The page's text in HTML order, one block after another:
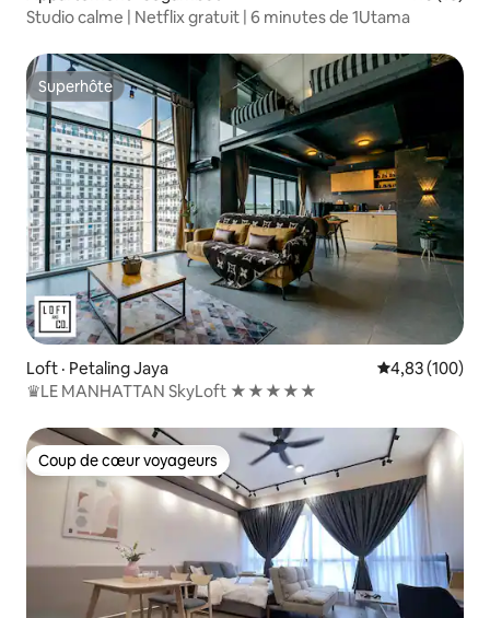
Studio calme | Netflix gratuit | 6 minutes de 1Utama
Superhôte
Superhôte
Loft · Petaling Jaya Note
4,83 (100)
♛LE MANHATTAN SkyLoft ★★★★★
Coup de cœur voyageurs
Coup de cœur voyageurs